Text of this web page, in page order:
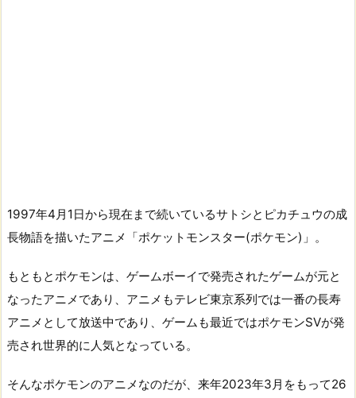
1997年4月1日から現在まで続いているサトシとピカチュウの成
長物語を描いたアニメ「ポケットモンスター(ポケモン)」。
もともとポケモンは、ゲームボーイで発売されたゲームが元と
なったアニメであり、アニメもテレビ東京系列では一番の長寿
アニメとして放送中であり、ゲームも最近ではポケモンSVが発
売され世界的に人気となっている。
そんなポケモンのアニメなのだが、来年2023年3月をもって26